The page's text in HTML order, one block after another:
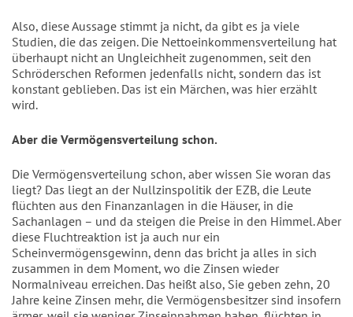
Also, diese Aussage stimmt ja nicht, da gibt es ja viele
Studien, die das zeigen. Die Nettoeinkommensverteilung hat
überhaupt nicht an Ungleichheit zugenommen, seit den
Schröderschen Reformen jedenfalls nicht, sondern das ist
konstant geblieben. Das ist ein Märchen, was hier erzählt
wird.
Aber die Vermögensverteilung schon.
Die Vermögensverteilung schon, aber wissen Sie woran das
liegt? Das liegt an der Nullzinspolitik der EZB, die Leute
flüchten aus den Finanzanlagen in die Häuser, in die
Sachanlagen – und da steigen die Preise in den Himmel. Aber
diese Fluchtreaktion ist ja auch nur ein
Scheinvermögensgewinn, denn das bricht ja alles in sich
zusammen in dem Moment, wo die Zinsen wieder
Normalniveau erreichen. Das heißt also, Sie geben zehn, 20
Jahre keine Zinsen mehr, die Vermögensbesitzer sind insofern